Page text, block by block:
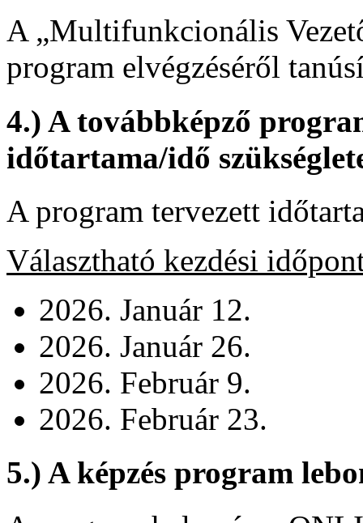
A „Multifunkcionális
program elvégzéséről
4.) A továbbképző
időtartama/idő
A program tervezett
Választható kezdési
2026. Január 12.
2026. Január 26.
2026. Február 9.
2026. Február 23.
5.) A képzés program